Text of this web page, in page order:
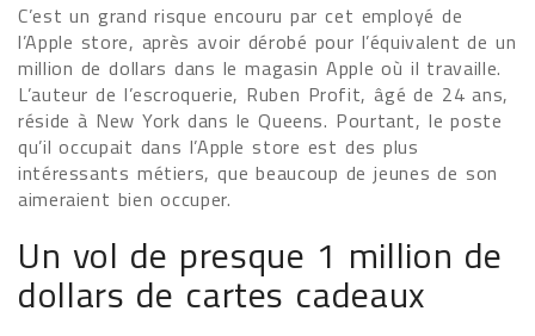
C’est un grand risque encouru par cet employé de
l’Apple store, après avoir dérobé pour l’équivalent de un
million de dollars dans le magasin Apple où il travaille.
L’auteur de l’escroquerie, Ruben Profit, âgé de 24 ans,
réside à New York dans le Queens. Pourtant, le poste
qu’il occupait dans l’Apple store est des plus
intéressants métiers, que beaucoup de jeunes de son
aimeraient bien occuper.
Un vol de presque 1 million de
dollars de cartes cadeaux